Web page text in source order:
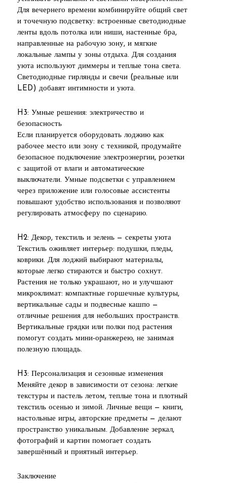
Для вечернего времени комбинируйте общий свет
и точечную подсветку: встроенные светодиодные
ленты вдоль потолка или ниши, настенные бра,
направленные на рабочую зону, и мягкие
локальные лампы у зоны отдыха. Для создания
уюта используют диммеры и теплые тона света.
Светодиодные гирлянды и свечи (реальные или
LED) добавят интимности и уюта.
H3: Умные решения: электричество и
безопасность
Если планируется оборудовать лоджию как
рабочее место или зону с техникой, продумайте
безопасное подключение электроэнергии, розетки
с защитой от влаги и автоматические
выключатели. Умные подсветки с управлением
через приложение или голосовые ассистенты
повышают удобство использования и позволяют
регулировать атмосферу по сценарию.
H2: Декор, текстиль и зелень — секреты уюта
Текстиль оживляет интерьер: подушки, пледы,
коврики. Для лоджий выбирают материалы,
которые легко стираются и быстро сохнут.
Растения не только украшают, но и улучшают
микроклимат: компактные горшечные культуры,
вертикальные сады и подвесные кашпо —
отличные решения для небольших пространств.
Вертикальные грядки или полки под растения
помогут создать мини-оранжерею, не занимая
полезную площадь.
H3: Персонализация и сезонные изменения
Меняйте декор в зависимости от сезона: легкие
текстуры и пастель летом, теплые тона и плотный
текстиль осенью и зимой. Личные вещи — книги,
настольные игры, авторские предметы — делают
пространство уникальным. Добавление зеркал,
фотографий и картин помогает создать
завершённый и приятный интерьер.
Заключение